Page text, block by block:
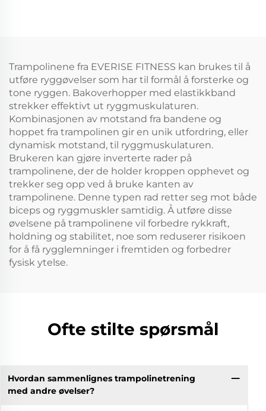
Trampolinene fra EVERISE FITNESS kan brukes til å
utføre ryggøvelser som har til formål å forsterke og
tone ryggen. Bakoverhopper med elastikkband
strekker effektivt ut ryggmuskulaturen.
Kombinasjonen av motstand fra bandene og
hoppet fra trampolinen gir en unik utfordring, eller
dynamisk motstand, til ryggmuskulaturen.
Brukeren kan gjøre inverterte rader på
trampolinene, der de holder kroppen opphevet og
trekker seg opp ved å bruke kanten av
trampolinene. Denne typen rad retter seg mot både
biceps og ryggmuskler samtidig. Å utføre disse
øvelsene på trampolinene vil forbedre rykkraft,
holdning og stabilitet, noe som reduserer risikoen
for å få rygglemninger i fremtiden og forbedrer
fysisk ytelse.
Ofte stilte spørsmål
Hvordan sammenlignes trampolinetrening
med andre øvelser?